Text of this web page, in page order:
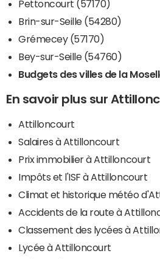
Pettoncourt (57170)
Brin-sur-Seille (54280)
Grémecey (57170)
Bey-sur-Seille (54760)
Budgets des villes de la
En savoir plus sur
Attilloncourt
Salaires à Attilloncourt
Prix immobilier à Attilloncourt
Impôts et l'ISF à Attilloncourt
Climat et historique météo
Accidents de la route à
Classement des lycées à
Lycée à Attilloncourt